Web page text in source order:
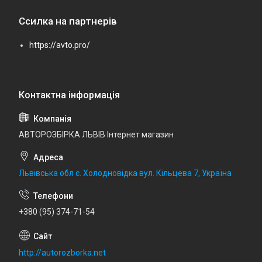
Ссилка на партнерів
https://avto.pro/
АВТОРОЗБІРКА ЛЬВІВ Інтернет магазин
Львівська обл с. Холодновідка вул. Кільцева 7, Україна
+380 (95) 374-71-54
http://autorozborka.net